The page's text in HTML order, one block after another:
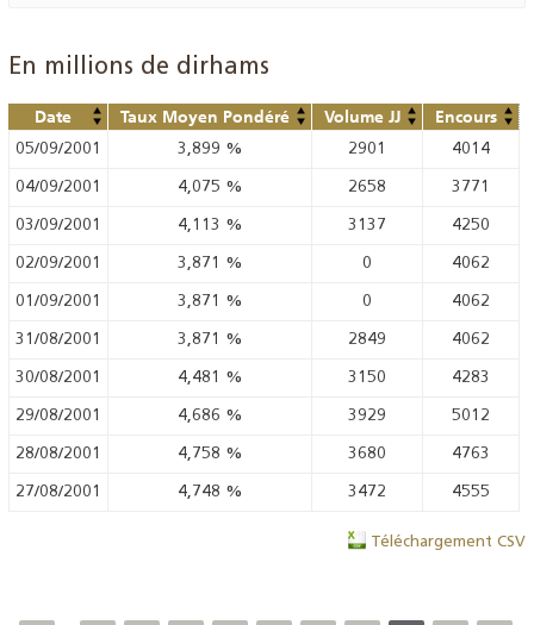
En millions de dirhams
Date Taux Moyen Pondéré Volume JJ Encours
05/09/2001 3,899 % 2901 4014
04/09/2001 4,075 % 2658 3771
03/09/2001 4,113 % 3137 4250
02/09/2001 3,871 % 0 4062
01/09/2001 3,871 % 0 4062
31/08/2001 3,871 % 2849 4062
30/08/2001 4,481 % 3150 4283
29/08/2001 4,686 % 3929 5012
28/08/2001 4,758 % 3680 4763
27/08/2001 4,748 % 3472 4555
Téléchargement CSV